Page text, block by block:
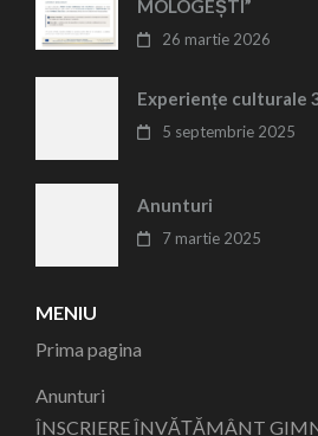
MOLOGEȘTI”
26 martie 2026
Experiențe culturale
5 septembrie 2025
Anunturi
7 martie 2025
MENIU
Prima pagina
Anunturi
ÎNSCRIERE ÎNVĂȚĂMÂNT